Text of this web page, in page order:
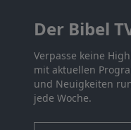
Der Bibel
Verpasse keine
mit aktuellen
und Neuigkeiten
jede Woche.